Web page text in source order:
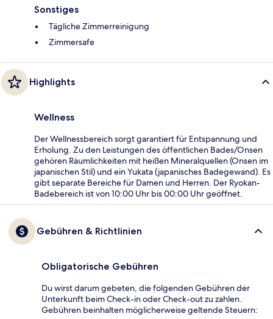
Sonstiges
Tägliche Zimmerreinigung
Zimmersafe
Highlights
Wellness
Der Wellnessbereich sorgt garantiert für Entspannung und
Erholung. Zu den Leistungen des öffentlichen Bades/Onsen
gehören Räumlichkeiten mit heißen Mineralquellen (Onsen im
japanischen Stil) und ein Yukata (japanisches Badegewand). Es
gibt separate Bereiche für Damen und Herren. Der Ryokan-
Badebereich ist von 10:00 Uhr bis 00:00 Uhr geöffnet.
Gebühren & Richtlinien
Obligatorische Gebühren
Du wirst darum gebeten, die folgenden Gebühren der
Unterkunft beim Check-in oder Check-out zu zahlen.
Gebühren beinhalten möglicherweise geltende Steuern: